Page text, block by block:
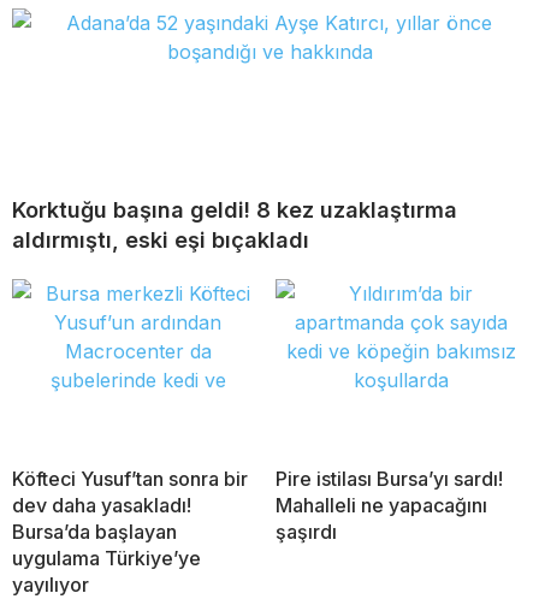
Korktuğu başına geldi! 8 kez uzaklaştırma
aldırmıştı, eski eşi bıçakladı
Köfteci Yusuf’tan sonra bir
dev daha yasakladı!
Bursa’da başlayan
uygulama Türkiye’ye
yayılıyor
Pire istilası Bursa’yı sardı!
Mahalleli ne yapacağını
şaşırdı